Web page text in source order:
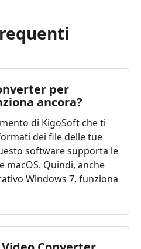
per
ancora?
di KigoSoft che ti
dei file delle tue
software supporta le
macOS. Quindi, anche
Windows 7, funziona